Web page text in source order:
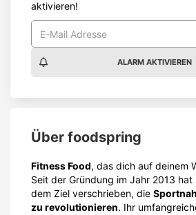
aktivieren!
ALARM AKTIVIEREN
Über foodspring
Fitness Food, das dich auf deinem
Seit der Gründung im Jahr 2013 hat
dem Ziel verschrieben, die
zu revolutionieren. Ihr